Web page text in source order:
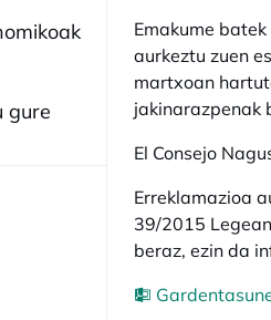
gure
Emakume
aurkeztu zuen
martxoan
jakinarazpenak
El Consejo
Erreklamazioa
39/2015
beraz, ezin da